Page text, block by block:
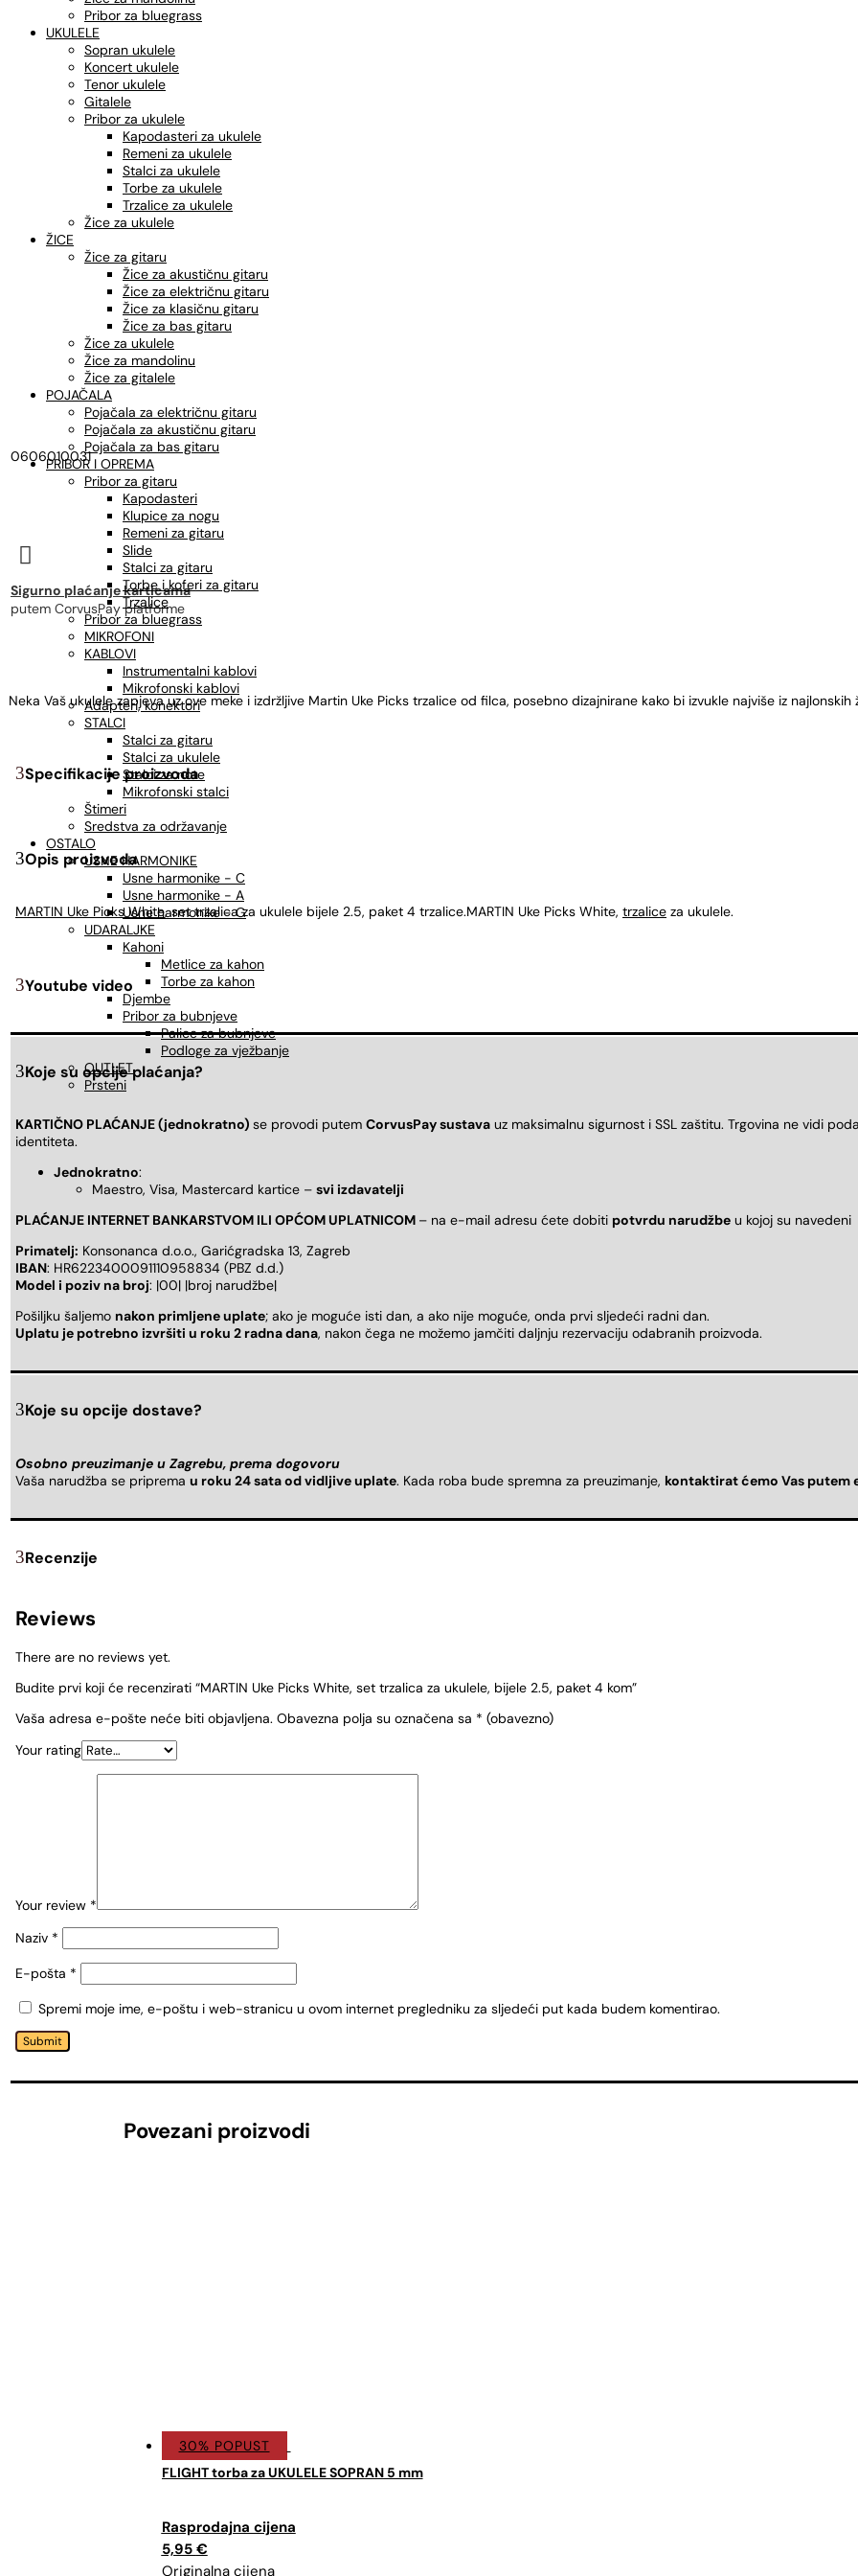
Pribor za bluegrass
UKULELE
Sopran ukulele
Koncert ukulele
Tenor ukulele
Gitalele
Pribor za ukulele
Kapodasteri za ukulele
Remeni za ukulele
Stalci za ukulele
Torbe za ukulele
Trzalice za ukulele
Žice za ukulele
ŽICE
Žice za gitaru
Žice za akustičnu gitaru
Žice za električnu gitaru
Žice za klasičnu gitaru
Žice za bas gitaru
Žice za ukulele
Žice za mandolinu
Žice za gitalele
POJAČALA
Pojačala za električnu gitaru
Pojačala za akustičnu gitaru
Pojačala za bas gitaru
PRIBOR I OPREMA
Pribor za gitaru
Kapodasteri
Klupice za nogu
Remeni za gitaru
Slide
Stalci za gitaru
Torbe i koferi za gitaru
Trzalice
Pribor za bluegrass
MIKROFONI
KABLOVI
Instrumentalni kablovi
Mikrofonski kablovi
Adapteri, konektori
STALCI
Stalci za gitaru
Stalci za ukulele
Stalci za note
Mikrofonski stalci
Štimeri
Sredstva za održavanje
OSTALO
USNE HARMONIKE
Usne harmonike - C
Usne harmonike - A
Usne harmonike - G
UDARALJKE
Kahoni
Metlice za kahon
Torbe za kahon
Djembe
Pribor za bubnjeve
Palice za bubnjeve
Podloge za vježbanje
OUTLET
Prsteni
0606010031

Sigurno plaćanje karticama
putem CorvusPay platforme
Neka Vaš ukulele zapjeva uz ove meke i izdržljive Martin Uke Picks trzalice od filca, posebno dizajnirane kako bi izvukle najviše iz
Specifikacije proizvoda
Opis proizvoda
MARTIN Uke Picks White, set trzalica za ukulele bijele 2.5, paket 4 trzalice.MARTIN Uke Picks White, trzalice za ukulele.
Youtube video
Koje su opcije plaćanja?
KARTIČNO PLAĆANJE (jednokratno) se provodi putem CorvusPay sustava uz maksimalnu sigurnost i SSL zaštitu. Trgovina ne vidi
identiteta.
Jednokratno:
Maestro, Visa, Mastercard kartice – svi izdavatelji
PLAĆANJE INTERNET BANKARSTVOM ILI OPĆOM UPLATNICOM – na e-mail adresu ćete dobiti potvrdu narudžbe u kojoj su navedeni
Primatelj: Konsonanca d.o.o., Garićgradska 13, Zagreb
IBAN: HR6223400091110958834 (PBZ d.d.)
Model i poziv na broj: |00| |broj narudžbe|
Pošiljku šaljemo nakon primljene uplate; ako je moguće isti dan, a ako nije moguće, onda prvi sljedeći radni dan.
Uplatu je potrebno izvršiti u roku 2 radna dana, nakon čega ne možemo jamčiti daljnju rezervaciju odabranih proizvoda.
Koje su opcije dostave?
Osobno preuzimanje u Zagrebu, prema dogovoru
Vaša narudžba se priprema u roku 24 sata od vidljive uplate. Kada roba bude spremna za preuzimanje, kontaktirat ćemo Vas putem
Recenzije
Reviews
There are no reviews yet.
Budite prvi koji će recenzirati “MARTIN Uke Picks White, set trzalica za ukulele, bijele 2.5, paket 4 kom”
Vaša adresa e-pošte neće biti objavljena. Obavezna polja su označena sa * (obavezno)
Your rating
Your review *
Naziv *
E-pošta *
Spremi moje ime, e-poštu i web-stranicu u ovom internet pregledniku za sljedeći put kada budem komentirao.
Submit
Povezani proizvodi
30% POPUST
FLIGHT torba za UKULELE SOPRAN 5 mm
Izvorna
cijena
bila
5,95 €
Trenutna
cijena
je: